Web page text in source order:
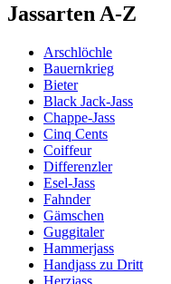
Jassarten A-Z
Arschlöchle
Bauernkrieg
Bieter
Black Jack-Jass
Chappe-Jass
Cinq Cents
Coiffeur
Differenzler
Esel-Jass
Fahnder
Gämschen
Guggitaler
Hammerjass
Handjass zu Dritt
Herzjass